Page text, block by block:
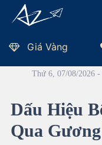
Giá Vàng
Trang Chủ Nhân
Thứ 6, 07/08/2026
Dấu Hiệu
Qua